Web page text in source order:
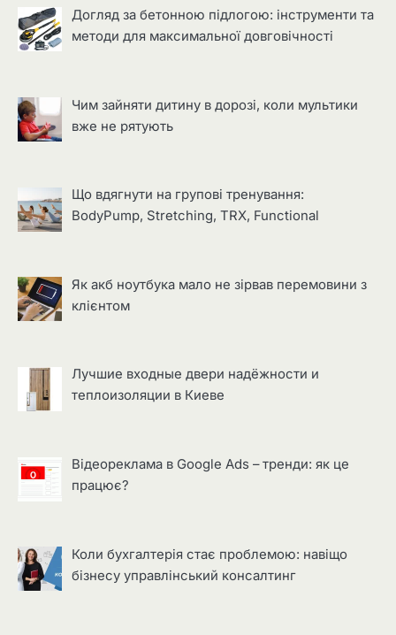
Догляд за бетонною підлогою: інструменти та
методи для максимальної довговічності
Чим зайняти дитину в дорозі, коли мультики
вже не рятують
Що вдягнути на групові тренування:
BodyPump, Stretching, TRX, Functional
Як акб ноутбука мало не зірвав перемовини з
клієнтом
Лучшие входные двери надёжности и
теплоизоляции в Киеве
Відеореклама в Google Ads – тренди: як це
працює?
Коли бухгалтерія стає проблемою: навіщо
бізнесу управлінський консалтинг